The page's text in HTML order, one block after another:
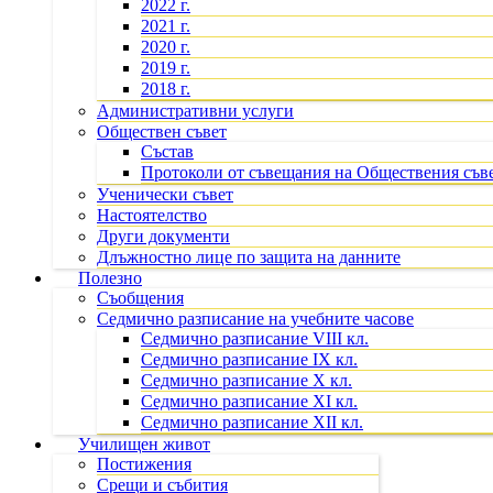
2022 г.
2021 г.
2020 г.
2019 г.
2018 г.
Административни услуги
Обществен съвет
Състав
Протоколи от съвещания на Обществения
Ученически съвет
Настоятелство
Други документи
Длъжностно лице по защита на данните
Полезно
Съобщения
Седмично разписание на учебните часове
Седмично разписание VIII кл.
Седмично разписание IX кл.
Седмично разписание X кл.
Седмично разписание XI кл.
Седмично разписание XII кл.
Училищен живот
Постижения
Срещи и събития